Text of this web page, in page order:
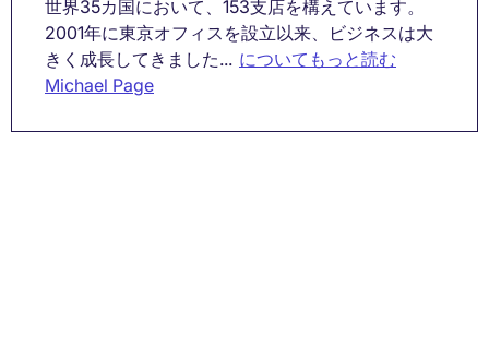
世界35カ国において、153支店を構えています。
2001年に東京オフィスを設立以来、ビジネスは大
きく成長してきました... についてもっと読む
Michael Page